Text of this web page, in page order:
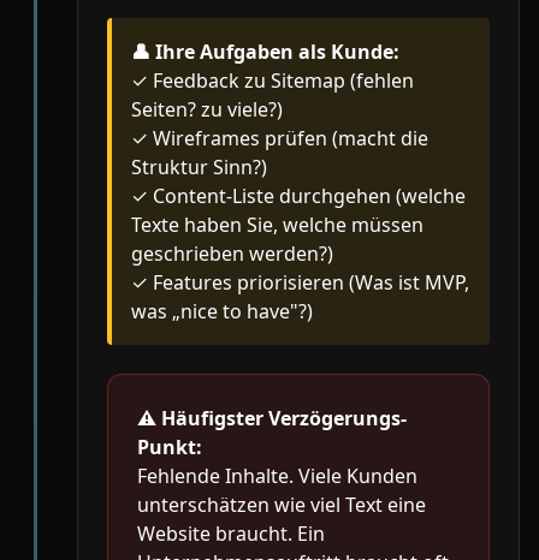
👤 Ihre Aufgaben als Kunde:
✓ Feedback zu Sitemap (fehlen
Seiten? zu viele?)
✓ Wireframes prüfen (macht die
Struktur Sinn?)
✓ Content-Liste durchgehen (welche
Texte haben Sie, welche müssen
geschrieben werden?)
✓ Features priorisieren (Was ist MVP,
was „nice to have"?)
⚠️ Häufigster Verzögerungs-
Punkt:
Fehlende Inhalte. Viele Kunden
unterschätzen wie viel Text eine
Website braucht. Ein